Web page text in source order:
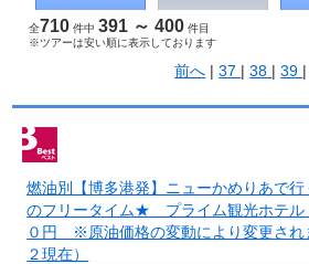
全710 件中391 ～ 400 件目
※ツアーは安い順に表示しております
前へ |37 |38 |39
燃油別【博多港発】ニューかめりあ
のフリータイム★ プライム観光ホテ
０円 ※原油価格の変動により変更され
２現在）